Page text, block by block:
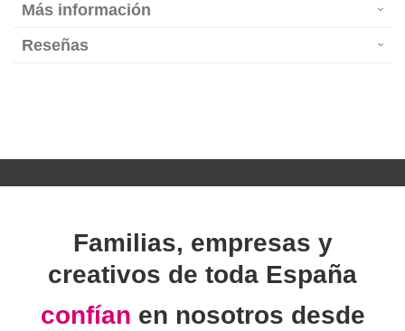
Más información
Reseñas
Familias, empresas y
creativos de toda España
confían en nosotros desde